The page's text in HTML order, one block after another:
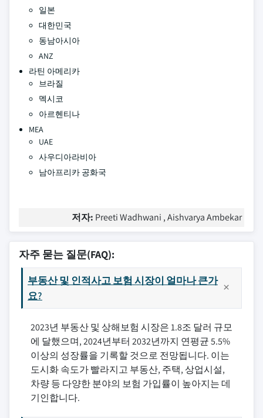
일본
대한민국
동남아시아
ANZ
라틴 아메리카
브라질
멕시코
아르헨티나
MEA
UAE
사우디아라비아
남아프리카 공화국
저자: Preeti Wadhwani , Aishvarya Ambekar
자주 묻는 질문(FAQ):
부동산 및 인적사고 보험 시장이 얼마나 큰가
요?
2023년 부동산 및 상해보험 시장은 1.8조 달러 규모
에 달했으며, 2024년부터 2032년까지 연평균 5.5%
이상의 성장률을 기록할 것으로 전망됩니다. 이는
도시화 속도가 빨라지고 부동산, 주택, 상업시설,
차량 등 다양한 분야의 보험 가입률이 높아지는 데
기인합니다.